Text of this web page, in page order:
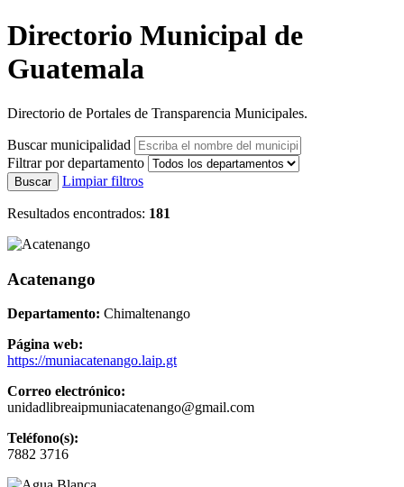
Directorio Municipal de
Guatemala
Directorio de Portales de Transparencia Municipales.
Buscar municipalidad
Filtrar por departamento
Buscar Limpiar filtros
Resultados encontrados: 181
Acatenango
Departamento: Chimaltenango
Página web:
https://muniacatenango.laip.gt
Correo electrónico:
unidadlibreaipmuniacatenango@gmail.com
Teléfono(s):
7882 3716